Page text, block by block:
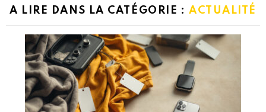
A LIRE DANS LA CATÉGORIE : ACTUALITÉ